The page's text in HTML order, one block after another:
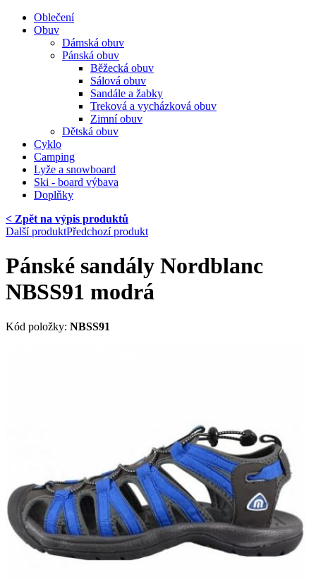
Oblečení
Obuv
Dámská obuv
Pánská obuv
Běžecká obuv
Sálová obuv
Sandále a žabky
Treková a vycházková obuv
Zimní obuv
Dětská obuv
Cyklo
Camping
Lyže a snowboard
Ski - board výbava
Doplňky
< Zpět na výpis produktů
Další produktPředchozí produkt
Pánské sandály Nordblanc
NBSS91 modrá
Kód položky: NBSS91